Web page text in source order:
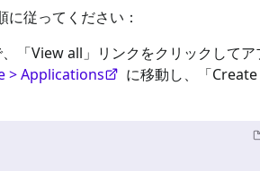
従ってください：
「View all」リンクをクリックして
> Applications
に移動し、「